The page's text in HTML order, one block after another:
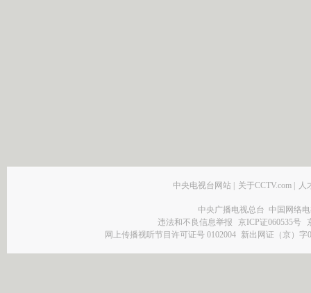
中央电视台网站 关于CCTV.com 人
中央广播电视总台 中国网络
违法和不良信息举报
京ICP证060535号
网上传播视听节目许可证号 0102004 新出网证（京）